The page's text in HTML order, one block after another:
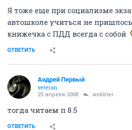
Я тоже еще при социализме
автошколе учиться не
книжечка с ПДД всегда с собой
ОТВЕТИТЬ
Андрей Первый
veteran
25 апреля 2008 wobbler
тогда читаем п 8.5
ОТВЕТИТЬ